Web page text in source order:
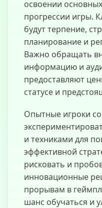
освоении
прогрессии игры.
будут терпение,
планирование и
Важно обращать
информацию и
предоставляют
статусе и
Опытные игроки
и техниками для
эффективной
рисковать и
инновационные
прорывам в
шанс обучаться и